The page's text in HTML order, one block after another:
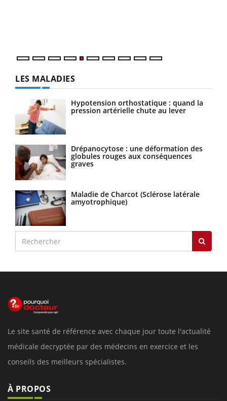
LES MALADIES
Hypotension orthostatique : quand la
pression artérielle chute au lever
Drépanocytose : une déformation des
globules rouges aux conséquences
graves
Maladie de Charcot (Sclérose latérale
amyotrophique)
Le site santé de référence avec chaque jour toute l'actualité
médicale decryptée par des médecins en exercice et les
conseils des meilleurs spécialistes.
À PROPOS